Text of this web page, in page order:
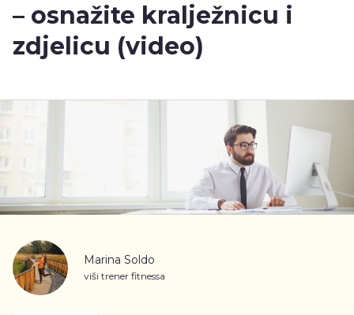
– osnažite kralježnicu i
zdjelicu (video)
Marina Soldo
viši trener fitnessa